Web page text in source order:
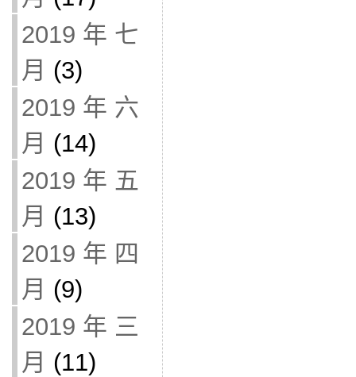
2019 年 七
月 (3)
2019 年 六
月 (14)
2019 年 五
月 (13)
2019 年 四
月 (9)
2019 年 三
月 (11)